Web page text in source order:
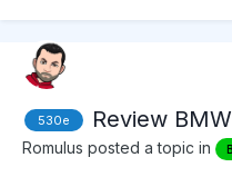
530e Review
Romulus posted a topic in